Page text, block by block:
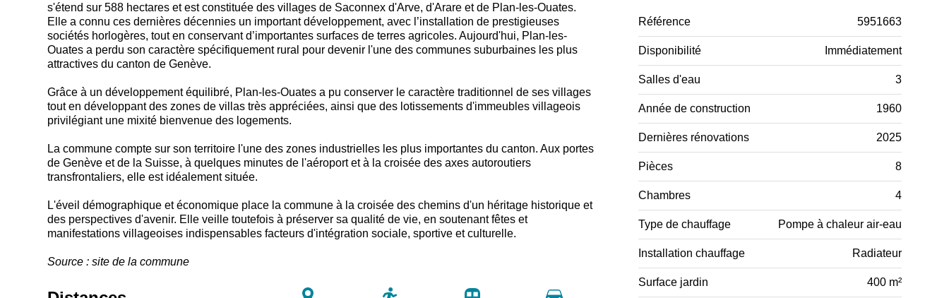
s'étend sur 588 hectares et est constituée des villages de Saconnex d'Arve, d'Arare et de Plan-les-Ouates.
Elle a connu ces dernières décennies un important développement, avec l’installation de prestigieuses
sociétés horlogères, tout en conservant d’importantes surfaces de terres agricoles.Aujourd'hui, Plan-les-
Ouates a perdu son caractère spécifiquement rural pour devenir l'une des communes suburbaines les plus
attractives du canton de Genève.
Grâce à un développement équilibré, Plan-les-Ouates a pu conserver le caractère traditionnel de ses villages
tout en développant des zones de villas très appréciées, ainsi que des lotissements d'immeubles villageois
privilégiant une mixité bienvenue des logements.
La commune compte sur son territoire l'une des zones industrielles les plus importantes du canton. Aux portes
de Genève et de la Suisse, à quelques minutes de l'aéroport et à la croisée des axes autoroutiers
transfrontaliers, elle est idéalement située.
L'éveil démographique et économique place la commune à la croisée des chemins d'un héritage historique et
des perspectives d'avenir. Elle veille toutefois à préserver sa qualité de vie, en soutenant fêtes et
manifestations villageoises indispensables facteurs d'intégration sociale, sportive et culturelle.
Source : site de la commune
Référence 5951663
Disponibilité Immédiatement
Salles d'eau 3
Année de construction 1960
Dernières rénovations 2025
Pièces 8
Chambres 4
Type de chauffage Pompe à chaleur air-eau
Installation chauffage Radiateur
Surface jardin 400 m²